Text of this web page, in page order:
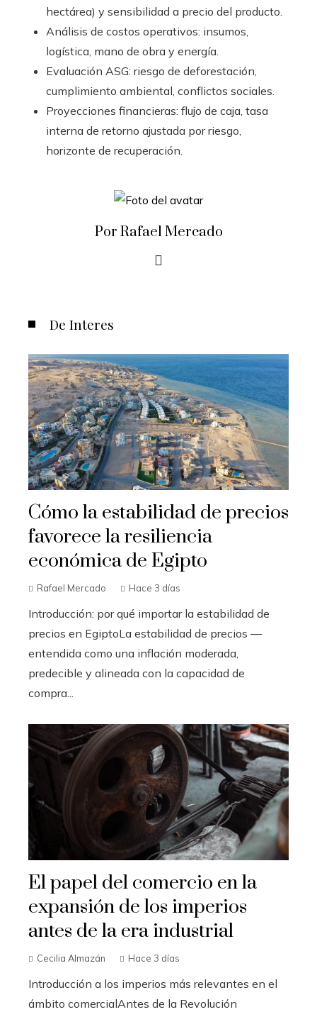
hectárea) y sensibilidad a precio del producto.
Análisis de costos operativos: insumos,
logística, mano de obra y energía.
Evaluación ASG: riesgo de deforestación,
cumplimiento ambiental, conflictos sociales.
Proyecciones financieras: flujo de caja, tasa
interna de retorno ajustada por riesgo,
horizonte de recuperación.
Por Rafael Mercado
De Interes
Cómo la estabilidad de precios
favorece la resiliencia
económica de Egipto
Rafael Mercado Hace 3 días
Introducción: por qué importar la estabilidad de
precios en EgiptoLa estabilidad de precios —
entendida como una inflación moderada,
predecible y alineada con la capacidad de
compra...
El papel del comercio en la
expansión de los imperios
antes de la era industrial
Cecilia Almazán Hace 3 días
Introducción a los imperios más relevantes en el
ámbito comercialAntes de la Revolución